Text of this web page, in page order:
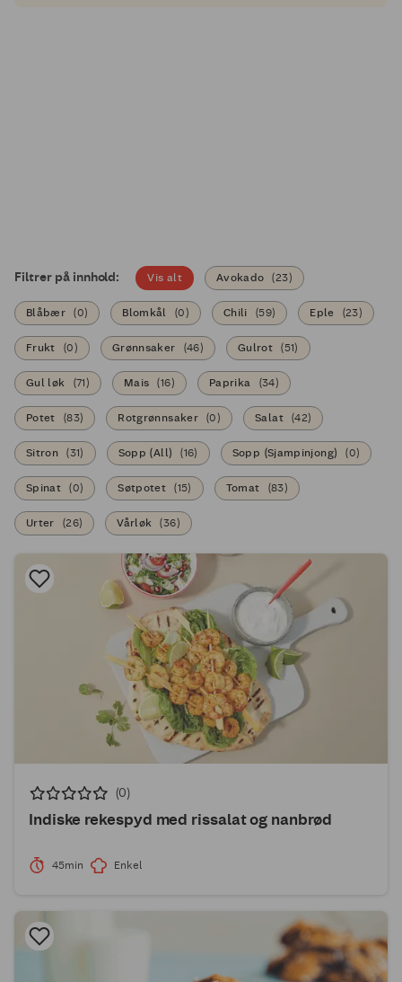
Filtrer på innhold: Vis alt Avokado (23)
Blåbær (0) Blomkål (0 ) Chili (59) Eple (23)
Frukt (0 ) Grønnsaker (46) Gulrot (51)
Gul løk (71 ) Mais (16) Paprika (34)
Potet (83) Rotgrønnsaker (0 ) Salat (42)
Sitron (31) Sopp (All) (16) Sopp (Sjampinjong) (0)
Spinat (0) Søtpotet (15) Tomat (83)
Urter (26) Vårløk (36)
(0)
Indiske rekespyd med rissalat og nanbrød
45min Enkel